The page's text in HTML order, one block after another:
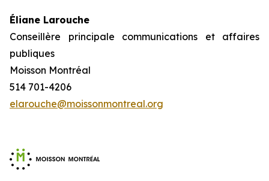
Éliane Larouche
Conseillère principale communications et affaires
publiques
Moisson Montréal
514 701-4206
elarouche@moissonmontreal.org